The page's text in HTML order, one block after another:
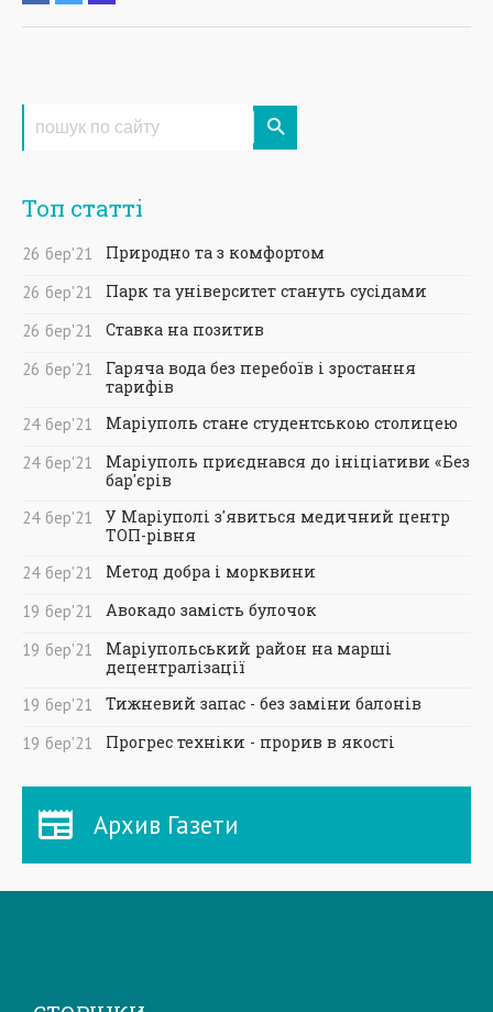
Топ статті
26 бер'21
Природно та з комфортом
26 бер'21
Парк та університет стануть сусідами
26 бер'21
Ставка на позитив
26 бер'21
Гаряча вода без перебоїв і зростання
тарифів
24 бер'21
Маріуполь стане студентською столицею
24 бер'21
Маріуполь приєднався до ініціативи «Без
бар'єрів
24 бер'21
У Маріуполі з'явиться медичний центр
ТОП-рівня
24 бер'21
Метод добра і морквини
19 бер'21
Авокадо замість булочок
19 бер'21
Маріупольський район на марші
децентралізації
19 бер'21
Тижневий запас - без заміни балонів
19 бер'21 Прогрес техніки - прорив в якості
Архив Газети